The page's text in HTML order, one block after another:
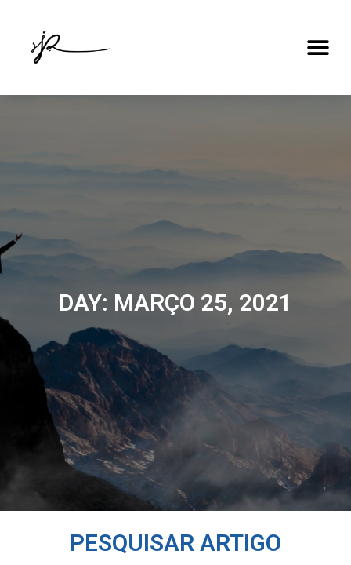
DAY: MARÇO 25, 2021
PESQUISAR ARTIGO